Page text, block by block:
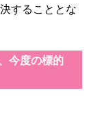
することとな
今度の標的